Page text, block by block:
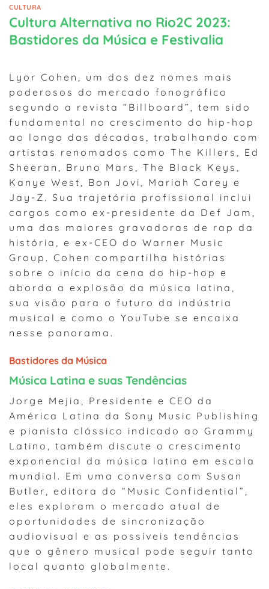
CULTURA
Cultura Alternativa no Rio2C 2023:
Bastidores da Música e Festivalia
Lyor Cohen, um dos dez nomes mais
poderosos do mercado fonográfico
segundo a revista “Billboard”, tem sido
fundamental no crescimento do hip-hop
ao longo das décadas, trabalhando com
artistas renomados como The Killers, Ed
Sheeran, Bruno Mars, The Black Keys,
Kanye West, Bon Jovi, Mariah Carey e
Jay-Z. Sua trajetória profissional inclui
cargos como ex-presidente da Def Jam,
uma das maiores gravadoras de rap da
história, e ex-CEO do Warner Music
Group. Cohen compartilha histórias
sobre o início da cena do hip-hop e
aborda a explosão da música latina,
sua visão para o futuro da indústria
musical e como o YouTube se encaixa
nesse panorama.
Bastidores da Música
Música Latina e suas Tendências
Jorge Mejia, Presidente e CEO da
América Latina da Sony Music Publishing
e pianista clássico indicado ao Grammy
Latino, também discute o crescimento
exponencial da música latina em escala
mundial. Em uma conversa com Susan
Butler, editora do “Music Confidential”,
eles exploram o mercado atual de
oportunidades de sincronização
audiovisual e as possíveis tendências
que o gênero musical pode seguir tanto
local quanto globalmente.